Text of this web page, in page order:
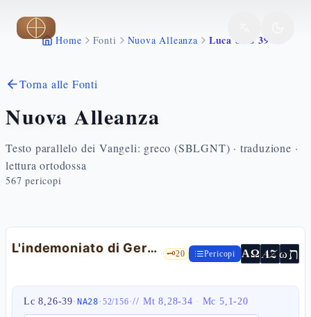
Vai al contenuto principale
Home Fonti Nuova Alleanza Luca 8 26 39
Torna alle Fonti
Nuova Alleanza
Testo parallelo dei Vangeli: greco (SBLGNT) · traduzione ·
lettura ortodossa
567 pericopi
L'indemoniato di Gerasa: Legione e l'abisso — Lc 8,26-39 🗝️20 Pericopi ΑΩ AZωת
Lc 8,26-39· NA28· 52/156·// Mt 8,28-34 · Mc 5,1-20